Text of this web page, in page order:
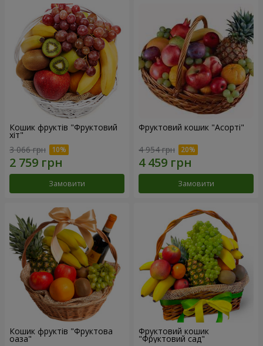
Кошик фруктів "Фруктовий
хiт"
3 066 грн
Замовити
Фруктовий кошик "Асорті"
4 954 грн
Замовити
Кошик фруктів "Фруктова
оаза"
Фруктовий кошик
"Фруктовий сад"